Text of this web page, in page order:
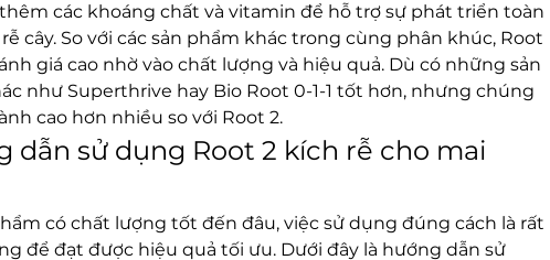
các khoáng chất và vitamin để hỗ trợ sự phát triển toàn
cây. So với các sản phẩm khác trong cùng phân khúc, Root
giá cao nhờ vào chất lượng và hiệu quả. Dù có những sản
như Superthrive hay Bio Root 0-1-1 tốt hơn, nhưng chúng
cao hơn nhiều so với Root 2.
dẫn sử dụng Root 2 kích rễ cho mai
có chất lượng tốt đến đâu, việc sử dụng đúng cách là rất
để đạt được hiệu quả tối ưu. Dưới đây là hướng dẫn sử